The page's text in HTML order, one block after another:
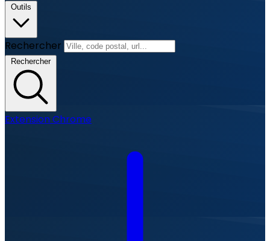
Outils
Rechercher
Rechercher
Extension Chrome